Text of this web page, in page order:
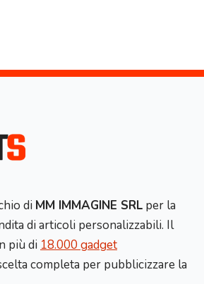
di MM IMMAGINE SRL per la
di articoli personalizzabili. Il
più di 18.000 gadget
completa per pubblicizzare la